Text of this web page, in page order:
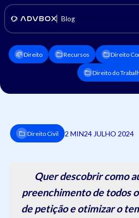
Blog
Direito Recursos Direito
Direito do
Direito Civil 2 MIN24 JULHO 2024
Quer descobrir como
preenchimento de todos
de petição e otimizar o